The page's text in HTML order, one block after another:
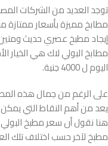
توجد العديد من الشركات
مطابخ مميزة بأسعار ممتازة
إيجاد مطبخ عصري حديث
مطابخ البولي لاك هي الخيار
اليوم ل 4000 جنية.
يعد من أهم النقاط التي
هنا نقول أن سعر مطبخ
مطبخ لآخر حسب اختلاف تلك